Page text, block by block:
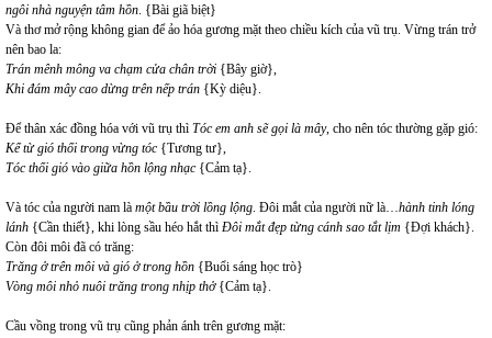
ngôi nhà nguyện tâm hồn. {Bài giã biệt}
Và thơ mở rộng không gian để ảo hóa gương mặt theo chiều kích của vũ trụ. Vừng trán trở
nên bao la:
Trán mênh mông va chạm cửa chân trời {Bây giờ},
Khi đám mây cao dừng trên nếp trán {Kỳ diệu}.
Để thân xác đồng hóa với vũ trụ thì Tóc em anh sẽ gọi là mây, cho nên tóc thường gặp gió:
Kể từ gió thổi trong vừng tóc{Tương tư},
Tóc thổi gió vào giữa hồn lộng nhạc{Cảm tạ}.
Và tóc của người nam là một bầu trời lồng lộng. Đôi mắt của người nữ là…hành tinh lóng
lánh {Cần thiết}, khi lòng sầu héo hắt thì Đôi mắt đẹp từng cánh sao tắt lịm {Đợi khách}.
Còn đôi môi đã có trăng:
Trăng ở trên môi và gió ở trong hồn {Buổi sáng học trò}
Vòng môi nhỏ nuôi trăng trong nhịp thở{Cảm tạ}.
Cầu vồng trong vũ trụ cũng phản ánh trên gương mặt: